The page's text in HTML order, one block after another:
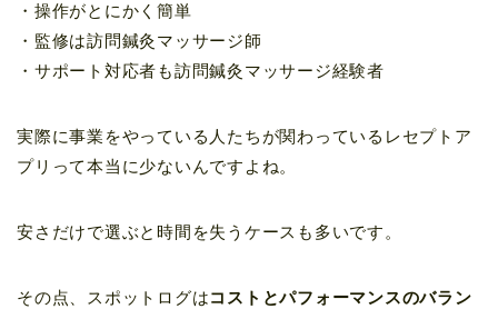
・操作がとにかく簡単
・監修は訪問鍼灸マッサージ師
・サポート対応者も訪問鍼灸マッサージ経験者
実際に事業をやっている人たちが関わっているレセプトア
プリって本当に少ないんですよね。
安さだけで選ぶと時間を失うケースも多いです。
その点、スポットログはコストとパフォーマンスのバラン